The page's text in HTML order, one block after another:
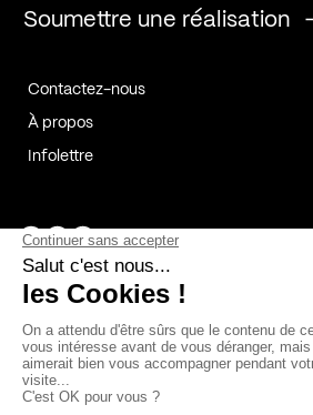
Soumettre une réalisation
Contactez-nous
À propos
Infolettre
Page Facebook de Kollectif
Page Instagram de Kollectif
Page Linkedin de Kollectif
Bâtiment-Durable-Québec-1
Esquisses-1IRAC-1